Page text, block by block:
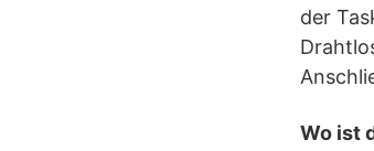
der
Wo ist